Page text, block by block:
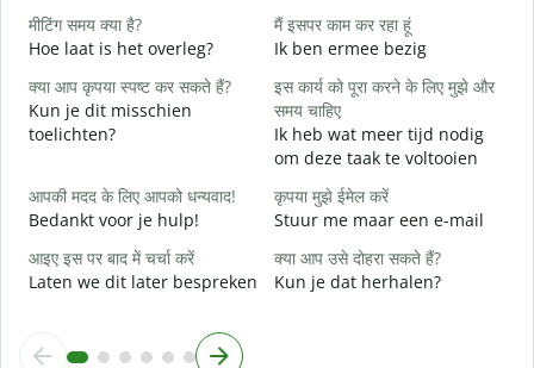
मीटिंग समय क्या है?
Hoe laat is het overleg?
मैं इसपर काम कर रहा हूं
Ik ben ermee bezig
क्या आप कृपया स्पष्ट कर सकते हैं?
Kun je dit misschien
toelichten?
इस कार्य को पूरा करने के लिए मुझे और
समय चाहिए
Ik heb wat meer tijd nodig
om deze taak te voltooien
आपकी मदद के लिए आपको धन्यवाद!
Bedankt voor je hulp!
कृपया मुझे ईमेल करें
Stuur me maar een e-mail
आइए इस पर बाद में चर्चा करें
Laten we dit later bespreken
क्या आप उसे दोहरा सकते हैं?
Kun je dat herhalen?